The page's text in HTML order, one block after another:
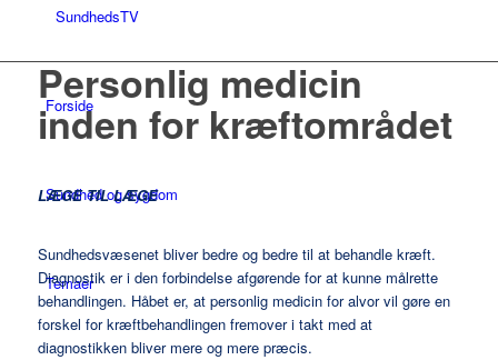
Forside
Sundhed og sygdom
Temaer
Personlig medicin
inden for kræftområdet
LÆGE TIL LÆGE
Sundhedsvæsenet bliver bedre og bedre til at behandle kræft.
Diagnostik er i den forbindelse afgørende for at kunne målrette
behandlingen. Håbet er, at personlig medicin for alvor vil gøre en
forskel for kræftbehandlingen fremover i takt med at
diagnostikken bliver mere og mere præcis.